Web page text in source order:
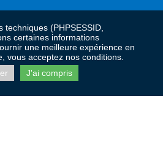
techniques (PHPSESSID,
certaines informations
une meilleure expérience en
vous acceptez nos conditions.
J'ai compris